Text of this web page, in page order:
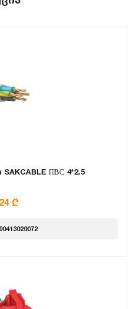
ПВС 4*2.5
₾